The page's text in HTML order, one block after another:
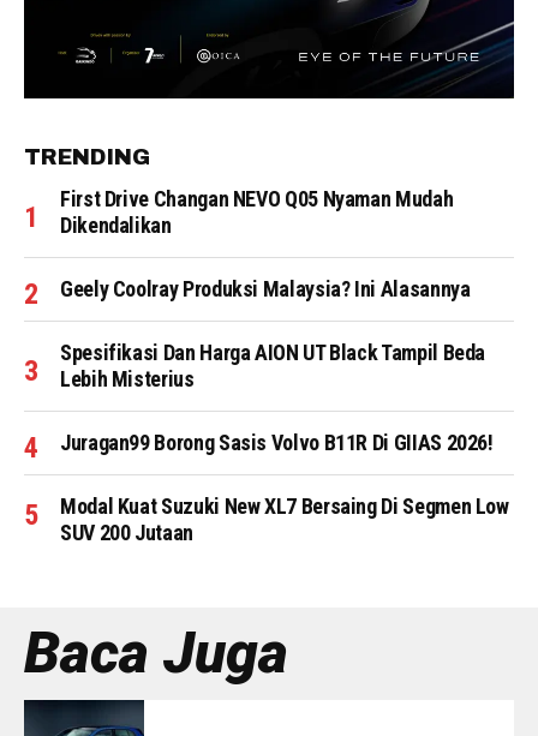
TRENDING
First Drive Changan NEVO Q05 Nyaman Mudah
Dikendalikan
Geely Coolray Produksi Malaysia? Ini Alasannya
Spesifikasi Dan Harga AION UT Black Tampil Beda
Lebih Misterius
Juragan99 Borong Sasis Volvo B11R Di GIIAS 2026!
Modal Kuat Suzuki New XL7 Bersaing Di Segmen Low
SUV 200 Jutaan
Baca Juga